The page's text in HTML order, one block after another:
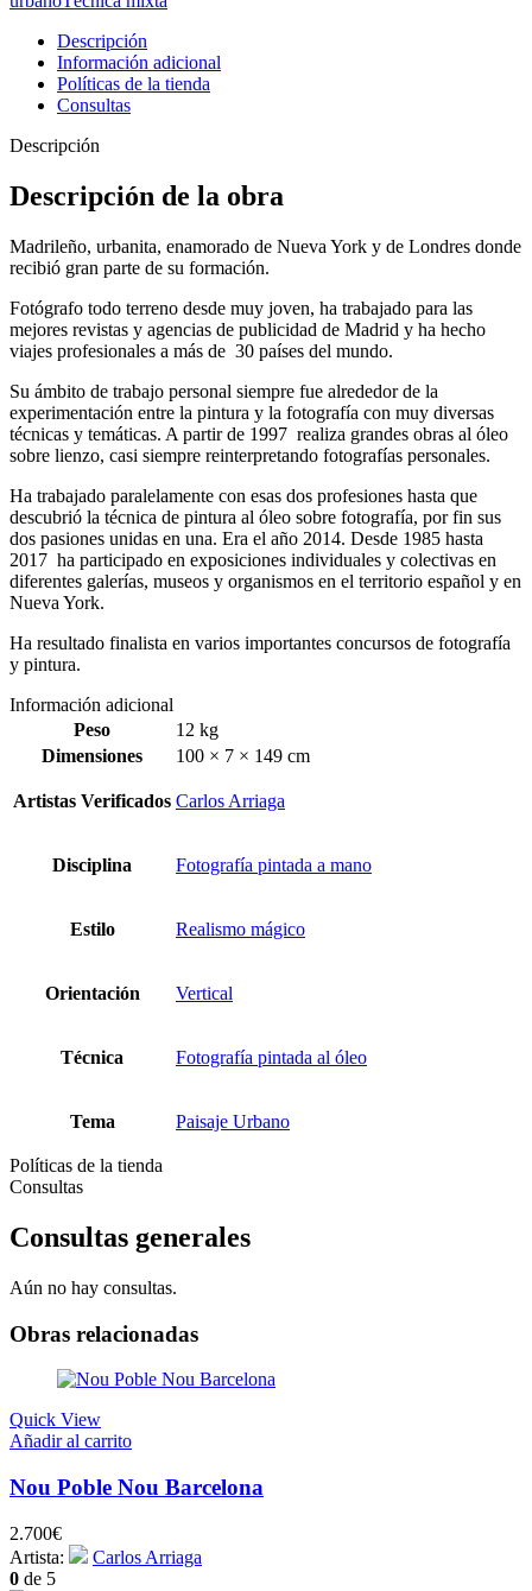
Descripción
Información adicional
Políticas de la tienda
Consultas
Descripción
Descripción de la obra
Madrileño, urbanita, enamorado de Nueva York y de Londres donde
recibió gran parte de su formación.
Fotógrafo todo terreno desde muy joven, ha trabajado para las
mejores revistas y agencias de publicidad de Madrid y ha hecho
viajes profesionales a más de 30 países del mundo.
Su ámbito de trabajo personal siempre fue alrededor de la
experimentación entre la pintura y la fotografía con muy diversas
técnicas y temáticas. A partir de 1997 realiza grandes obras al óleo
sobre lienzo, casi siempre reinterpretando fotografías personales.
Ha trabajado paralelamente con esas dos profesiones hasta que
descubrió la técnica de pintura al óleo sobre fotografía, por fin sus
dos pasiones unidas en una. Era el año 2014. Desde 1985 hasta
2017 ha participado en exposiciones individuales y colectivas en
diferentes galerías, museos y organismos en el territorio español y en
Nueva York.
Ha resultado finalista en varios importantes concursos de fotografía
y pintura.
Información adicional
Peso
12 kg
Dimensiones
100 × 7 × 149 cm
Artistas Verificados Carlos Arriaga
Disciplina Fotografía pintada a mano
Estilo Realismo mágico
Orientación Vertical
Técnica Fotografía pintada al óleo
Tema Paisaje Urbano
Políticas de la tienda
Consultas
Consultas generales
Aún no hay consultas.
Obras relacionadas
Quick View
Añadir al carrito
Nou Poble Nou Barcelona
2.700€
Artista:
Carlos Arriaga
0 de 5